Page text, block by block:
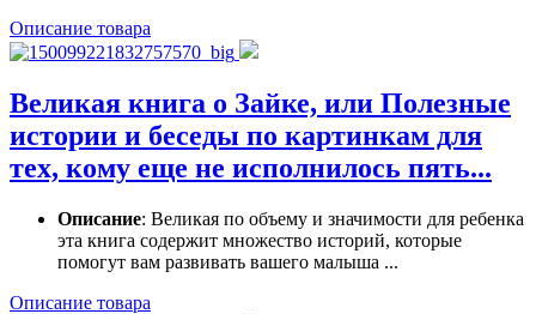
Описание товара
Великая книга о Зайке, или Полезные
истории и беседы по картинкам для
тех, кому еще не исполнилось пять...
Описание: Великая по объему и значимости для ребенка
эта книга содержит множество историй, которые
помогут вам развивать вашего малыша ...
Описание товара